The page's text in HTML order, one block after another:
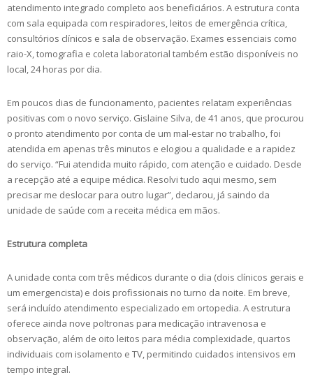
atendimento integrado completo aos beneficiários. A estrutura conta
com sala equipada com respiradores, leitos de emergência crítica,
consultórios clínicos e sala de observação. Exames essenciais como
raio-X, tomografia e coleta laboratorial também estão disponíveis no
local, 24 horas por dia.
Em poucos dias de funcionamento, pacientes relatam experiências
positivas com o novo serviço. Gislaine Silva, de 41 anos, que procurou
o pronto atendimento por conta de um mal-estar no trabalho, foi
atendida em apenas três minutos e elogiou a qualidade e a rapidez
do serviço. “Fui atendida muito rápido, com atenção e cuidado. Desde
a recepção até a equipe médica. Resolvi tudo aqui mesmo, sem
precisar me deslocar para outro lugar”, declarou, já saindo da
unidade de saúde com a receita médica em mãos.
Estrutura completa
A unidade conta com três médicos durante o dia (dois clínicos gerais e
um emergencista) e dois profissionais no turno da noite. Em breve,
será incluído atendimento especializado em ortopedia. A estrutura
oferece ainda nove poltronas para medicação intravenosa e
observação, além de oito leitos para média complexidade, quartos
individuais com isolamento e TV, permitindo cuidados intensivos em
tempo integral.